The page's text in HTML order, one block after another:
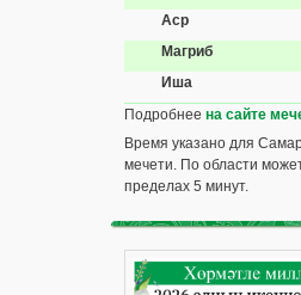
Аср
Магриб
Иша
Подробнее на сайте
Время указано для
мечети. По области
пределах 5 минут.